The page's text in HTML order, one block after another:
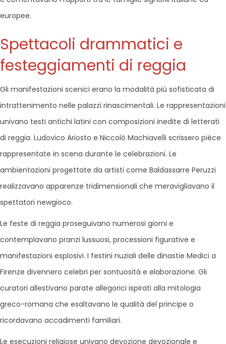
europee.
Spettacoli drammatici e
festeggiamenti di reggia
Gli manifestazioni scenici erano la modalità più sofisticata di
intrattenimento nelle palazzi rinascimentali. Le rappresentazioni
univano testi antichi latini con composizioni inedite di letterati
di reggia. Ludovico Ariosto e Niccolò Machiavelli scrissero pièce
rappresentate in scena durante le celebrazioni. Le
ambientazioni progettate da artisti come Baldassarre Peruzzi
realizzavano apparenze tridimensionali che meravigliavano il
spettatori newgioco.
Le feste di reggia proseguivano numerosi giorni e
contemplavano pranzi lussuosi, processioni figurative e
manifestazioni esplosivi. I festini nuziali delle dinastie Medici a
Firenze divennero celebri per sontuosità e elaborazione. Gli
curatori allestivano parate allegorici ispirati alla mitologia
greco-romana che esaltavano le qualità del principe o
ricordavano accadimenti familiari.
Le esecuzioni religiose univano devozione devozionale e